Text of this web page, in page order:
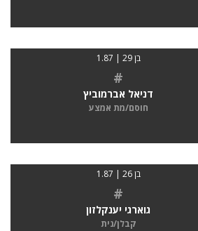
בן 29 | 1.87
#
דניאל אברמוביץ
חוסם/מת אמצע
בן 26 | 1.87
#
גוארגי יענקלזון
קבלן/נית